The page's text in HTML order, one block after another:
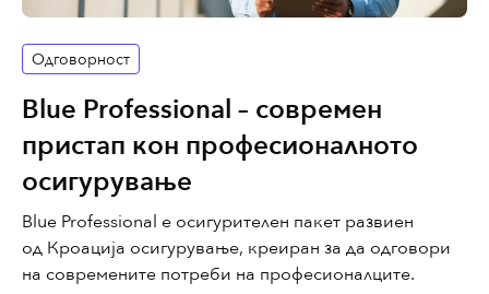
Одговорност
Blue Professional – современ
пристап кон професионалното
осигурување
Blue Professional е осигурителен пакет развиен
од Кроација осигурување, креиран за да одговори
на современите потреби на професионалците.